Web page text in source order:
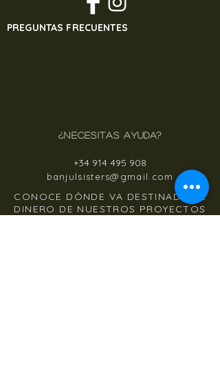
PREGUNTAS FRECUENTES
¿NECESITAS AYUDA?
+34 914 495 908
banjulsisters@gmail.com
CONOCE DÓNDE VA DESTINADO EL
DINERO DE NUESTROS PROYECTOS